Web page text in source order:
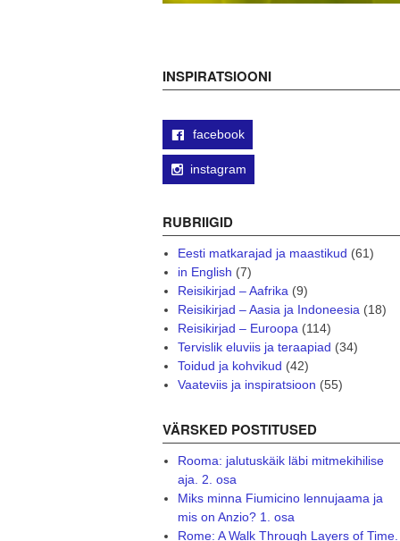
INSPIRATSIOONI
facebook
instagram
RUBRIIGID
Eesti matkarajad ja maastikud (61)
in English (7)
Reisikirjad – Aafrika(9)
Reisikirjad – Aasia ja Indoneesia(18)
Reisikirjad – Euroopa(114)
Tervislik eluviis ja teraapiad (34)
Toidud ja kohvikud (42)
Vaateviis ja inspiratsioon (55)
VÄRSKED POSTITUSED
Rooma: jalutuskäik läbi mitmekihilise
aja. 2. osa
Miks minna Fiumicino lennujaama ja
mis on Anzio? 1. osa
Rome: A Walk Through Layers of Time.